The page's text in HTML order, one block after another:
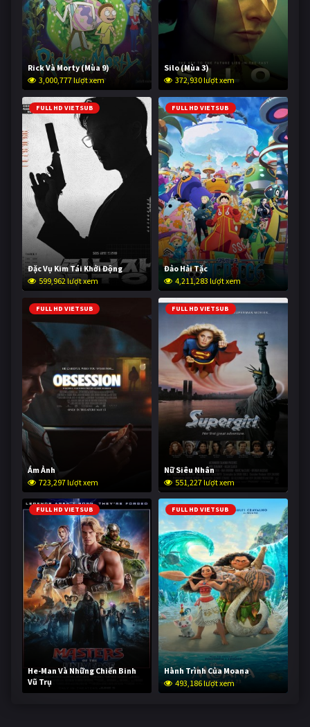
Rick Và Morty (Mùa 9)
3,000,777 lượt xem
Silo (Mùa 3)
372,930 lượt xem
FULL HD VIETSUB
Đặc Vụ Kim Tái Khởi Động
599,962 lượt xem
FULL HD VIETSUB
Đảo Hải Tặc
4,211,283 lượt xem
FULL HD VIETSUB
Ám Ảnh
723,297 lượt xem
FULL HD VIETSUB
Nữ Siêu Nhân
551,227 lượt xem
FULL HD VIETSUB
He-Man Và Những Chiến Binh
Vũ Trụ
242,114 lượt xem
FULL HD VIETSUB
Hành Trình Của Moana
493,186 lượt xem